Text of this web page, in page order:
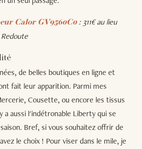
Calor GV9560C0: 311€ au lieu
de belles boutiques en ligne et
fait leur apparition. Parmi mes
Cousette, ou encore les tissus
a aussi l'indétronable Liberty qui se
Bref, si vous souhaitez offrir de
le choix ! Pour viser dans le mile, je